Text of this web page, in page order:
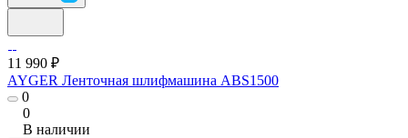
11 990 ₽
AYGER Ленточная шлифмашина ABS1500
0
0
В наличии